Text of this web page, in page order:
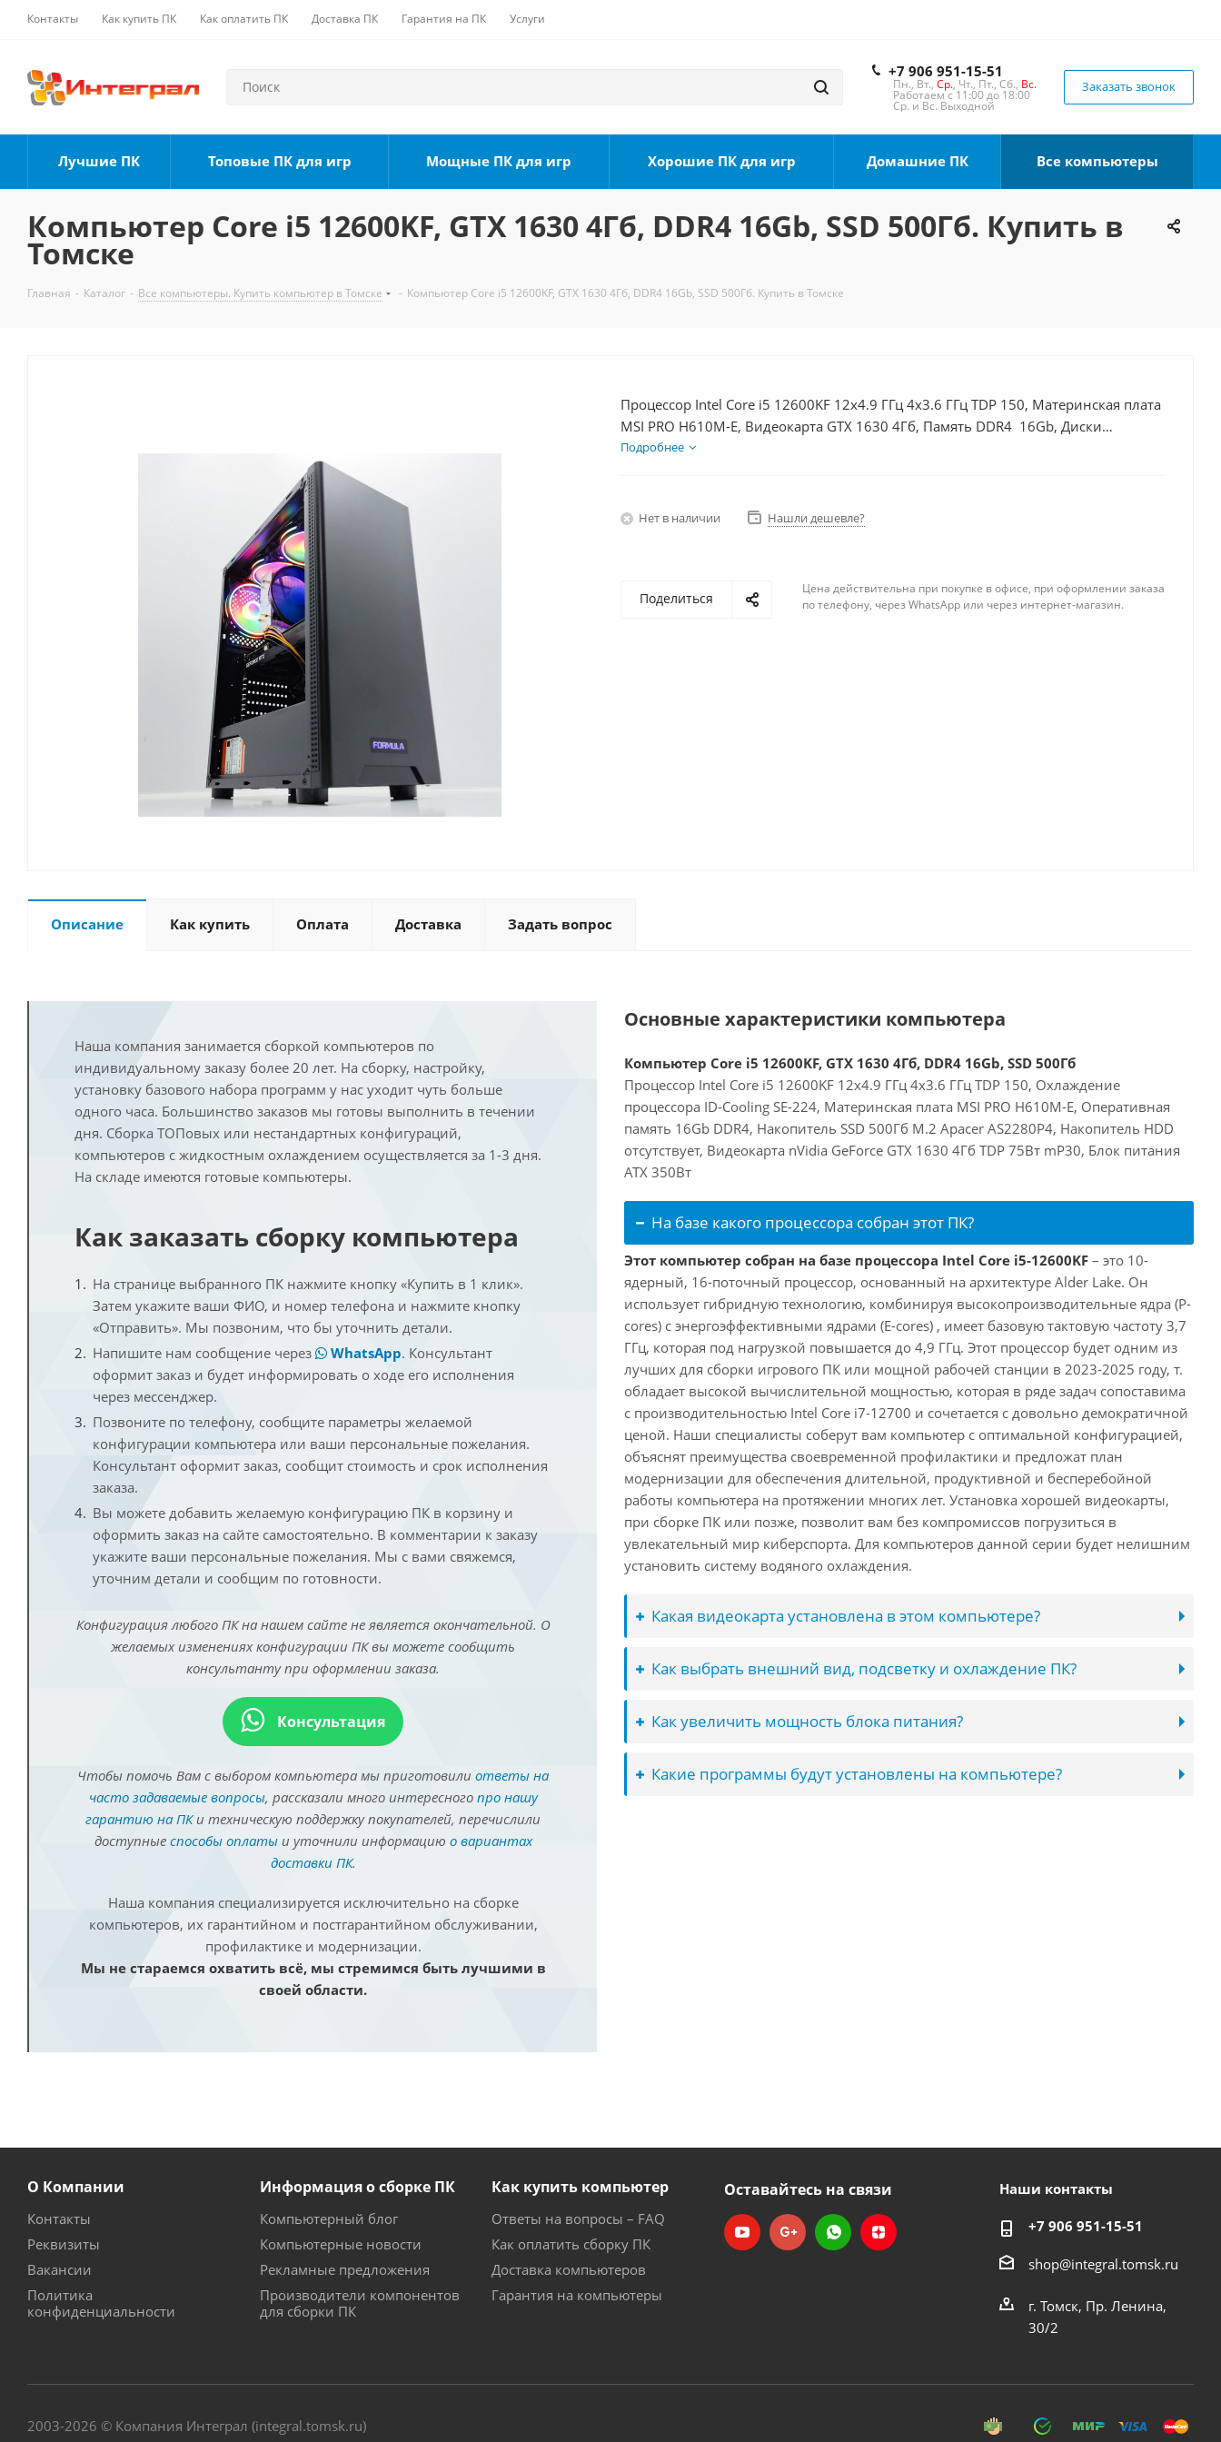
Контакты Как купить ПК Как оплатить ПК Доставка ПК Гарантия на ПК Услуги
+7 906 951-15-51
Пн., Вт., Ср., Чт., Пт., Сб., Вс.
Работаем с 11:00 до 18:00
Ср. и Вс. Выходной
Заказать звонок
Лучшие ПК Топовые ПК для игр Мощные ПК для игр Хорошие ПК для игр Домашние ПК Все компьютеры
Компьютер Core i5 12600KF, GTX 1630 4Гб, DDR4 16Gb, SSD 500Гб. Купить в
Томске
Главная - Каталог - Все компьютеры. Купить компьютер в Томске - Компьютер Core i5 12600KF, GTX 1630 4Гб, DDR4 16Gb, SSD 500Гб. Купить в Томске
Процессор Intel Core i5 12600KF 12x4.9 ГГц 4x3.6 ГГц TDP 150, Материнская плата
MSI PRO H610M-E, Видеокарта GTX 1630 4Гб, Память DDR4 16Gb, Диски
SSD 500Гб, БП 350Вт
Подробнее
Нет в наличии Нашли дешевле?
Поделиться
Цена действительна при покупке в офисе, при оформлении заказа
по телефону, через WhatsApp или через интернет-магазин.
Описание Как купить Оплата Доставка Задать вопрос
Наша компания занимается сборкой компьютеров по
индивидуальному заказу более 20 лет. На сборку, настройку,
установку базового набора программ у нас уходит чуть больше
одного часа. Большинство заказов мы готовы выполнить в течении
дня. Сборка ТОПовых или нестандартных конфигураций,
компьютеров с жидкостным охлаждением осуществляется за 1-3 дня.
На складе имеются готовые компьютеры.
Как заказать сборку компьютера
На странице выбранного ПК нажмите кнопку «Купить в 1 клик».
Затем укажите ваши ФИО, и номер телефона и нажмите кнопку
«Отправить». Мы позвоним, что бы уточнить детали.
Напишите нам сообщение через
WhatsApp. Консультант
оформит заказ и будет информировать о ходе его исполнения
через мессенджер.
Позвоните по телефону, сообщите параметры желаемой
конфигурации компьютера или ваши персональные пожелания.
Консультант оформит заказ, сообщит стоимость и срок исполнения
заказа.
Вы можете добавить желаемую конфигурацию ПК в корзину и
оформить заказ на сайте самостоятельно. В комментарии к заказу
укажите ваши персональные пожелания. Мы с вами свяжемся,
уточним детали и сообщим по готовности.
Конфигурация любого ПК на нашем сайте не является окончательной. О
желаемых изменениях конфигурации ПК вы можете сообщить
консультанту при оформлении заказа.
Консультация
Чтобы помочь Вам с выбором компьютера мы приготовили ответы на
часто задаваемые вопросы, рассказали много интересного про нашу
гарантию на ПКи техническую поддержку покупателей, перечислили
доступные способы оплатыи уточнили информацию о вариантах
доставки ПК.
Наша компания специализируется исключительно на сборке
компьютеров, их гарантийном и постгарантийном обслуживании,
профилактике и модернизации.
Мы не стараемся охватить всё, мы стремимся быть лучшими в
своей области.
Основные характеристики компьютера
Компьютер Core i5 12600KF, GTX 1630 4Гб, DDR4 16Gb, SSD 500Гб
Процессор Intel Core i5 12600KF 12x4.9 ГГц 4x3.6 ГГц TDP 150, Охлаждение
процессора ID-Cooling SE-224, Материнская плата MSI PRO H610M-E, Оперативная
память 16Gb DDR4, Накопитель SSD 500Гб M.2 Apacer AS2280P4, Накопитель HDD
отсутствует, Видеокарта nVidia GeForce GTX 1630 4Гб TDP 75Вт mP30, Блок питания
ATX 350Вт
На базе какого процессора собран этот ПК?
Этот компьютер собран на базе процессора Intel Core i5-12600KF – это 10-
ядерный, 16-поточный процессор, основанный на архитектуре Alder Lake. Он
использует гибридную технологию, комбинируя высокопроизводительные ядра (P-
cores) с энергоэффективными ядрами (E-cores) , имеет базовую тактовую частоту 3,7
ГГц, которая под нагрузкой повышается до 4,9 ГГц. Этот процессор будет одним из
лучших для сборки игрового ПК или мощной рабочей станции в 2023-2025 году, т.
обладает высокой вычислительной мощностью, которая в ряде задач сопоставима
с производительностью Intel Core i7-12700 и сочетается с довольно демократичной
ценой. Наши специалисты соберут вам компьютер с оптимальной конфигурацией,
объяснят преимущества своевременной профилактики и предложат план
модернизации для обеспечения длительной, продуктивной и бесперебойной
работы компьютера на протяжении многих лет. Установка хорошей видеокарты,
при сборке ПК или позже, позволит вам без компромиссов погрузиться в
увлекательный мир киберспорта. Для компьютеров данной серии будет нелишним
установить систему водяного охлаждения.
Какая видеокарта установлена в этом компьютере?
Как выбрать внешний вид, подсветку и охлаждение ПК?
Как увеличить мощность блока питания?
Какие программы будут установлены на компьютере?
О Компании
Контакты
Реквизиты
Вакансии
Политика
конфиденциальности
Информация о сборке ПК
Компьютерный блог
Компьютерные новости
Рекламные предложения
Производители компонентов
для сборки ПК
Как купить компьютер
Ответы на вопросы – FAQ
Как оплатить сборку ПК
Доставка компьютеров
Гарантия на компьютеры
Оставайтесь на связи Наши контакты
+7 906 951-15-51
shop@integral.tomsk.ru
г. Томск, Пр. Ленина,
30/2
2003-2026 © Компания Интеграл (integral.tomsk.ru)